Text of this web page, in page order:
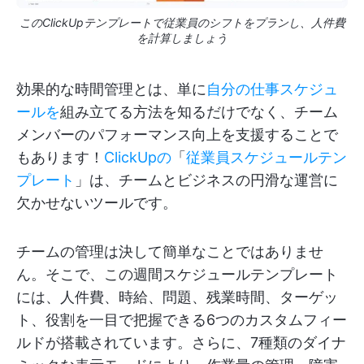
このClickUpテンプレートで従業員のシフトをプランし、人件費
を計算しましょう
効果的な時間管理とは、単に自分の仕事スケジュ
ールを組み立てる方法を知るだけでなく、チーム
メンバーのパフォーマンス向上を支援することで
もあります！ ClickUpの 「 従業員スケジュールテン
プレート 」は、チームとビジネスの円滑な運営に
欠かせないツールです。
チームの管理は決して簡単なことではありませ
ん。そこで、この週間スケジュールテンプレート
には、人件費、時給、問題、残業時間、ターゲッ
ト、役割を一目で把握できる6つのカスタムフィー
ルドが搭載されています。さらに、7種類のダイナ